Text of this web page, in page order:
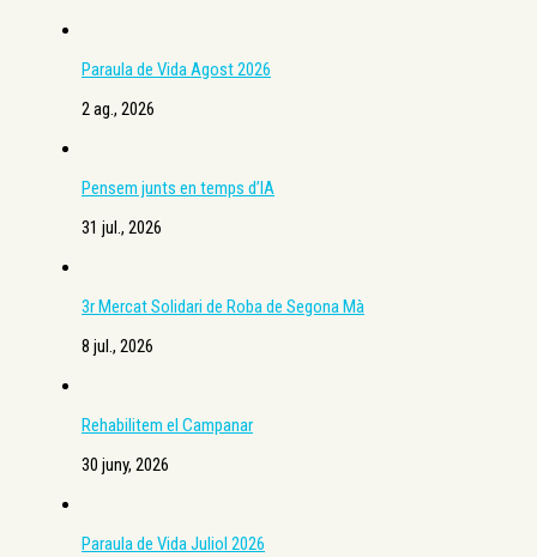
Paraula de Vida Agost 2026
2 ag., 2026
Pensem junts en temps d’IA
31 jul., 2026
3r Mercat Solidari de Roba de Segona Mà
8 jul., 2026
Rehabilitem el Campanar
30 juny, 2026
Paraula de Vida Juliol 2026